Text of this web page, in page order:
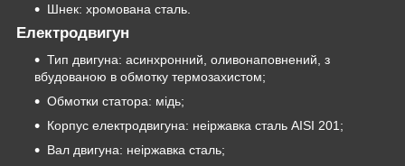
Шнек: хромована сталь.
Електродвигун
Тип двигуна: асинхронний, оливонаповнений, з
вбудованою в обмотку термозахистом;
Обмотки статора: мідь;
Корпус електродвигуна: неіржавка сталь AISI 201;
Вал двигуна: неіржавка сталь;